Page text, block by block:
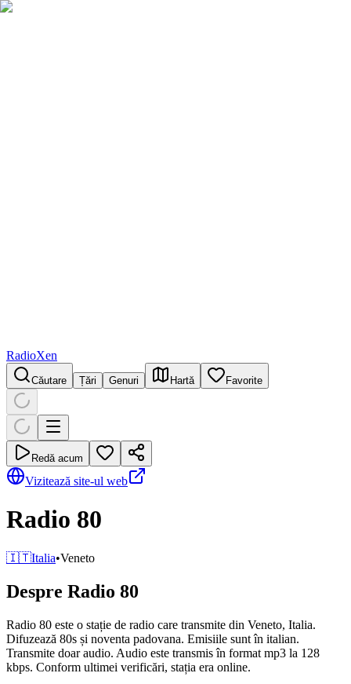
RadioXen
Căutare Țări Genuri Hartă Favorite
Redă acum
Vizitează site-ul web
Radio 80
🇮🇹Italia•Veneto
Despre Radio 80
Radio 80 este o stație de radio care transmite din Veneto, Italia.
Difuzează 80s și noventa padovana. Emisiile sunt în italian.
Transmite doar audio. Audio este transmis în format mp3 la 128
kbps. Conform ultimei verificări, stația era online.